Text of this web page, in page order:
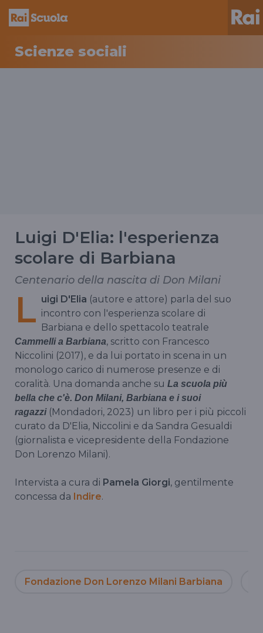
Scienze sociali
Luigi D'Elia: l'esperienza
scolare di Barbiana
Centenario della nascita di Don Milani
L uigi D'Elia (autore e attore) parla del suo
incontro con l'esperienza scolare di
Barbiana e dello spettacolo teatrale
Cammelli a Barbiana, scritto con Francesco
Niccolini (2017), e da lui portato in scena in un
monologo carico di numerose presenze e di
coralità. Una domanda anche su La scuola più
bella che c'è. Don Milani, Barbiana e i suoi
ragazzi (Mondadori, 2023) un libro per i più piccoli
curato da D'Elia, Niccolini e da Sandra Gesualdi
(giornalista e vicepresidente della Fondazione
Don Lorenzo Milani).
Intervista a cura di Pamela Giorgi, gentilmente
concessa da Indire.
Fondazione Don Lorenzo Milani Barbiana